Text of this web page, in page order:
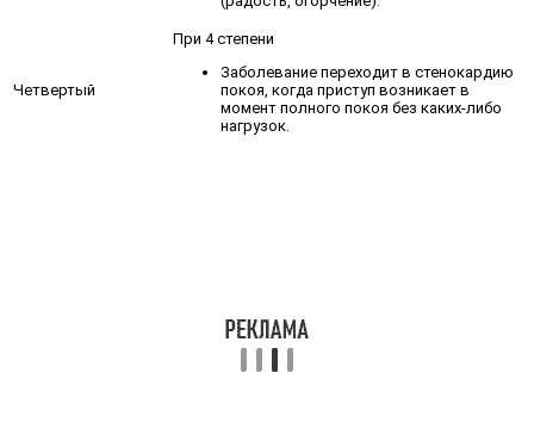
Четвертый
При 4 степени
Заболевание переходит в стенокардию
покоя, когда приступ возникает в
момент полного покоя без каких-либо
нагрузок.